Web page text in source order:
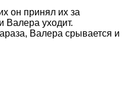
он принял их за
Валера уходит.
Валера срывается и